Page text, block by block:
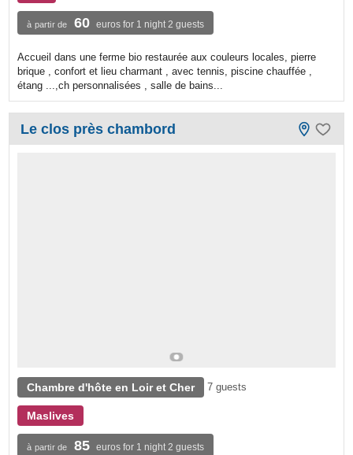
à partir de 60 euros for 1 night 2 guests
Accueil dans une ferme bio restaurée aux couleurs locales, pierre
brique , confort et lieu charmant , avec tennis, piscine chauffée ,
étang ...,ch personnalisées , salle de bains...
Le clos près chambord
Chambre d'hôte en Loir et Cher 7 guests
Maslives
à partir de 85 euros for 1 night 2 guests